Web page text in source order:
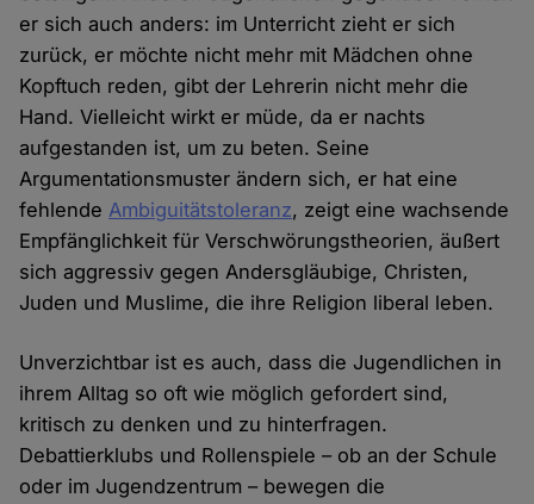
er sich auch anders: im Unterricht zieht er sich
zurück, er möchte nicht mehr mit Mädchen ohne
Kopftuch reden, gibt der Lehrerin nicht mehr die
Hand. Vielleicht wirkt er müde, da er nachts
aufgestanden ist, um zu beten. Seine
Argumentationsmuster ändern sich, er hat eine
fehlendeAmbiguitätstoleranz, zeigt eine wachsende
Empfänglichkeit für Verschwörungstheorien, äußert
sich aggressiv gegen Andersgläubige, Christen,
Juden und Muslime, die ihre Religion liberal leben.
Unverzichtbar ist es auch, dass die Jugendlichen in
ihrem Alltag so oft wie möglich gefordert sind,
kritisch zu denken und zu hinterfragen.
Debattierklubs und Rollenspiele – ob an der Schule
oder im Jugendzentrum – bewegen die